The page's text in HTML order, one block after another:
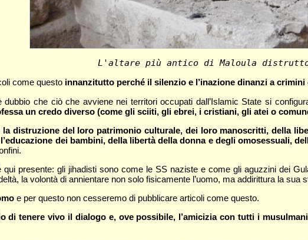
L'altare più antico di Maloula
come questo innanzitutto perché il silenzio e l’inazione dinanzi a
che ciò che avviene nei territori occupati dall’Islamic State si
un credo diverso (come gli sciiti, gli ebrei, i cristiani, gli atei o
la distruzione del loro patrimonio culturale, dei loro manoscritti, della
dei bambini, della libertà della donna e degli omosessuali,
presente: gli jihadisti sono come le SS naziste e come gli aguzzini dei
la volontà di annientare non solo fisicamente l’uomo, ma addirittura la sua
e per questo non cesseremo di pubblicare articoli come questo.
di tenere vivo il dialogo e, ove possibile, l’amicizia con tutti i